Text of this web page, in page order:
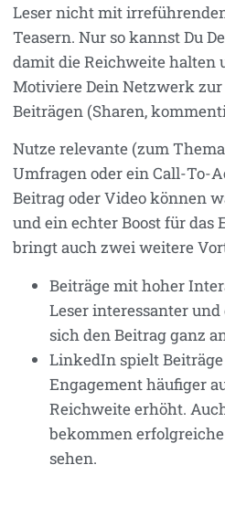
Leser nicht mit
Teasern. Nur so kannst Du
damit die Reichweite halten
Motiviere Dein Netzwerk
Beiträgen (Sharen,
Nutze relevante (zum
Umfragen oder ein Call-To-
Beitrag oder Video können
und ein echter Boost für das
bringt auch zwei weitere
Beiträge mit hoher
Leser interessanter
sich den Beitrag ganz
LinkedIn spielt
Engagement häufiger
Reichweite erhöht.
bekommen
sehen.